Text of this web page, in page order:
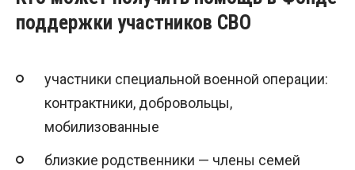
поддержки участников СВО
участники специальной военной операции:
контрактники, добровольцы,
мобилизованные
близкие родственники — члены семей